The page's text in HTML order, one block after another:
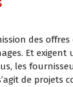
des
Et exigent
les
de projets